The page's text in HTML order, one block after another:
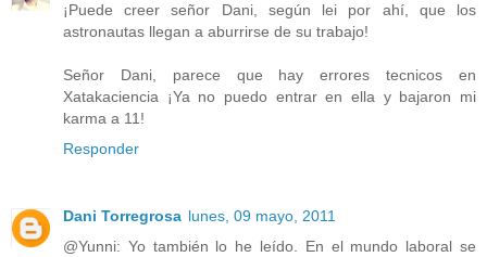
¡Puede creer señor Dani, según lei por ahí, que los
astronautas llegan a aburrirse de su trabajo!
Señor Dani, parece que hay errores tecnicos en
Xatakaciencia ¡Ya no puedo entrar en ella y bajaron mi
karma a 11!
Responder
Dani Torregrosa lunes, 09 mayo, 2011
@Yunni: Yo también lo he leído. En el mundo laboral se